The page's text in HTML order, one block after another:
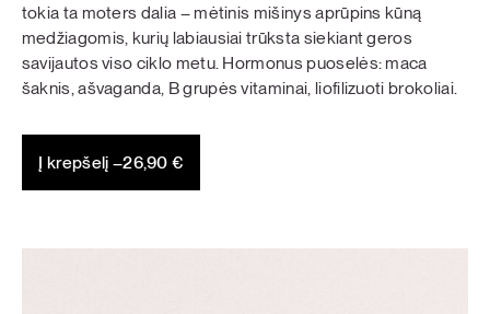
tokia ta moters dalia – mėtinis mišinys aprūpins kūną
medžiagomis, kurių labiausiai trūksta siekiant geros
savijautos viso ciklo metu. Hormonus puoselės: maca
šaknis, ašvaganda, B grupės vitaminai, liofilizuoti brokoliai.
Į krepšelį –26,90€